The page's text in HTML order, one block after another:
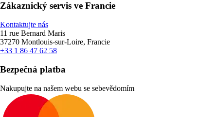
Zákaznický servis ve Francie
Kontaktujte nás
11 rue Bernard Maris
37270 Montlouis-sur-Loire, Francie
+33 1 86 47 62 58
Bezpečná platba
Nakupujte na našem webu se sebevědomím